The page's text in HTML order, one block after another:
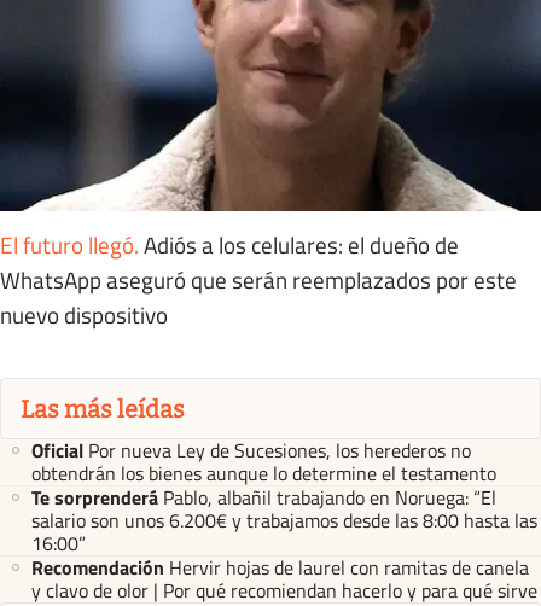
El futuro llegó.Adiós a los celulares: el dueño de
WhatsApp aseguró que serán reemplazados por este
nuevo dispositivo
Las más leídas
Oficial Por nueva Ley de Sucesiones, los herederos no
obtendrán los bienes aunque lo determine el testamento
Te sorprenderá Pablo, albañil trabajando en Noruega: “El
salario son unos 6.200€ y trabajamos desde las 8:00 hasta las
16:00”
Recomendación Hervir hojas de laurel con ramitas de canela
y clavo de olor | Por qué recomiendan hacerlo y para qué sirve